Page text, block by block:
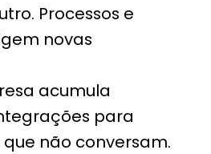
Processos e
novas
acumula
para
não conversam.